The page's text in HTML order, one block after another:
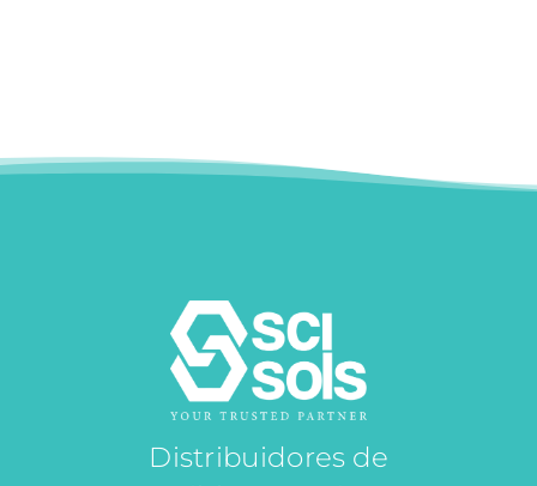
Distribuidores de